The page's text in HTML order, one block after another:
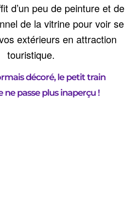
d’un peu de peinture et de
de la vitrine pour voir se
extérieurs en attraction
touristique.
décoré, le petit train
ne passe plus inaperçu !